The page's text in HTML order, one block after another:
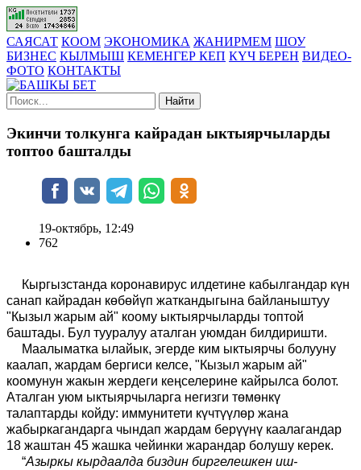
САЯСАТ КООМ ЭКОНОМИКА ЖАНИРМЕМ ШОУ
БИЗНЕС КЫЛМЫШ КЕМЕНГЕР КЕП КҮЧ БЕРЕН ВИДЕО-
ФОТО КОНТАКТЫ
Найти
Экинчи толкунга кайрадан ыктыярчыларды
топтоо башталды
19-октябрь, 12:49
762
Кыргызстанда коронавирус илдетине кабылгандар күн
санап кайрадан көбөйүп жаткандыгына байланыштуу
"Кызыл жарым ай" коому ыктыярчыларды топтой
баштады. Бул тууралуу аталган уюмдан билдиришти.
Маалыматка ылайык, эгерде ким ыктыярчы болууну
каалап, жардам бергиси келсе, "Кызыл жарым ай"
коомунун жакын жердеги кеңселерине кайрылса болот.
Аталган уюм ыктыярчыларга негизги төмөнкү
талаптарды койду: иммунитети күчтүүлөр жана
жабыркагандарга чындап жардам берүүнү каалагандар
18 жаштан 45 жашка чейинки жарандар болушу керек.
“Азыркы кырдаалда биздин биргелешкен иш-